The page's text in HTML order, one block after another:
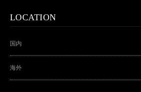
LOCATION
国内
海外